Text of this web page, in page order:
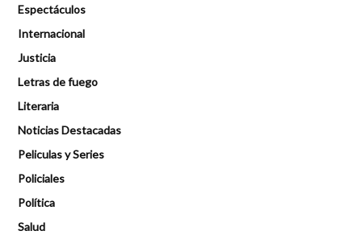
Espectáculos
Internacional
Justicia
Letras de fuego
Literaria
Noticias Destacadas
Peliculas y Series
Policiales
Política
Salud